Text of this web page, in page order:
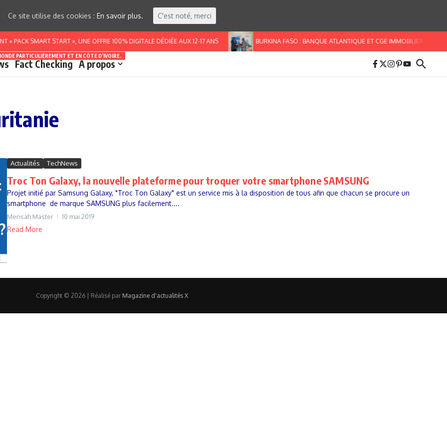
PACK SMART START », UNE OFFRE 100% DIGITALE DÉDIÉE AUX 12-17 ANS BURKINA FASO : BANQUE ATLANTIQUE ET CGE IMMOBILIER
PARTICULIÈREMENT ET EN CÔTE D’IVOIRE.
Fact Checking A propos
Actualités TechNews
Troc Ton Galaxy, la nouvelle plateforme pour troquer votre smartphone SAMSUNG
Projet initié par Samsung Galaxy, "Troc Ton Galaxy" est un service mis à la disposition de tous afin que chacun se procure un
smartphone de marque SAMSUNG plus facilement....
Mensah Master 10 mai 2019
Read More
Copyright © 2026 | Réalisé par Magazine d'actualités X
Ce site utilise des cookies : En savoir plus. C'est noté, merci